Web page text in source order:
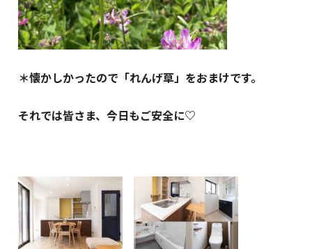
＊懐かしかったので「れんげ草」をおまけです。
それでは皆さま、今日もご安全に♡